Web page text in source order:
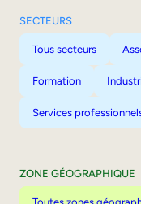
SECTEURS
Tous secteurs
Formation
Services
ZONE GÉOGRAPHIQUE